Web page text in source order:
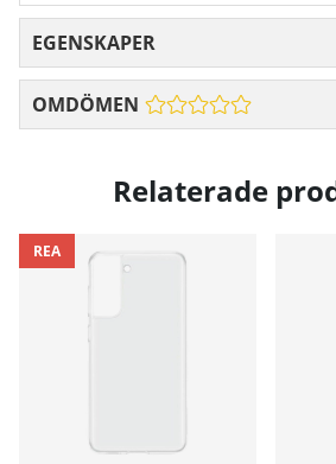
EGENSKAPER
OMDÖMEN
Relaterade
REA